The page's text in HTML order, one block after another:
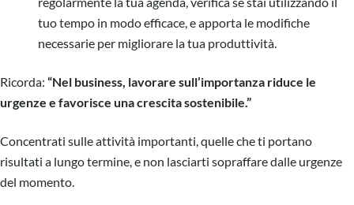
tuo tempo in modo efficace, e apporta le modifiche
necessarie per migliorare la tua produttività.
Ricorda: “Nel business, lavorare sull’importanza riduce le
urgenze e favorisce una crescita sostenibile.”
Concentrati sulle attività importanti, quelle che ti portano
risultati a lungo termine, e non lasciarti sopraffare dalle urgenze
del momento.